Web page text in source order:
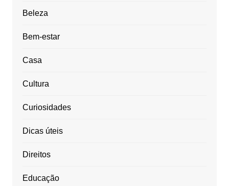
Beleza
Bem-estar
Casa
Cultura
Curiosidades
Dicas úteis
Direitos
Educação